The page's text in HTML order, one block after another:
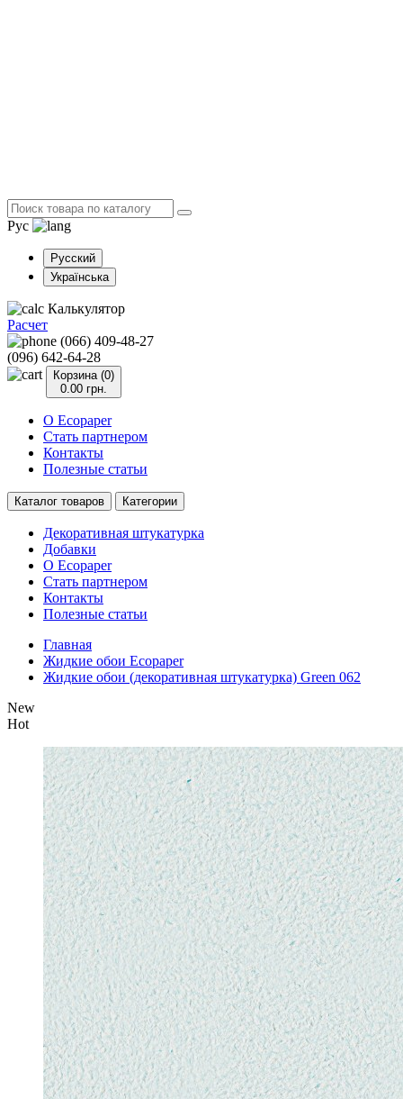
Рус
Русский
Українська
Калькулятор
Расчет
(066) 409-48-27
(096) 642-64-28
Корзина (0)
0.00 грн.
О Ecopaper
Стать партнером
Контакты
Полезные статьи
Каталог товаров Категории
Декоративная штукатурка
Добавки
О Ecopaper
Стать партнером
Контакты
Полезные статьи
Главная
Жидкие обои Ecopaper
Жидкие обои (декоративная штукатурка) Green 062
New
Hot